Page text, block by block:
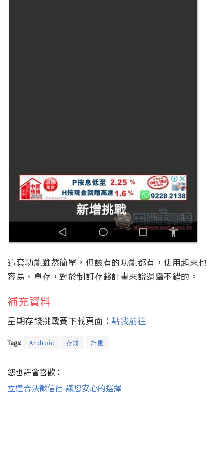
這套功能雖然簡單，但該有的功能都有，使用起來也
容易、單存，對於制訂存錢計畫來說還蠻不錯的。
補充資料
星期存錢挑戰賽下載頁面： 點我前往
Tags: Android 存錢 計畫
您也許會喜歡：
立達合法徵信社-讓您安心的選擇